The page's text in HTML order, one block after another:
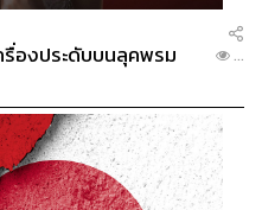
รื่องประดับบนลุคพรม
...